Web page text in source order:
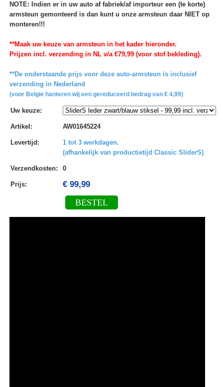
NOTE: Indien er in uw auto af fabriek/af importeur een (te korte)
armsteun gemonteerd is dan kunt u onze armsteun daar NIET op
monteren!!!
**Maak uw keuze van armsteun in het kader hieronder.
Prijzen incl. verzending in NL v/a €79,99 (voor stof bekleding).
**De onderstaande prijs voor deze auto-armsteun is inclusief
verzending in Nederland
(voor Belgie hanteren wij een gereduceerd bedrag van € 4,99)
Uw keuze:
Artikel : AW01645224
Levertijd :
1 tot 3 werkdagen.
(afhankelijk van productietijd Classic SliderS)
Verzendkosten: 0
Prijs: € 99,99
BESTEL